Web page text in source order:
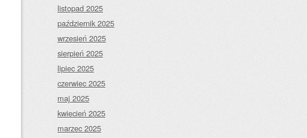
listopad 2025
październik 2025
wrzesień 2025
sierpień 2025
lipiec 2025
czerwiec 2025
maj 2025
kwiecień 2025
marzec 2025